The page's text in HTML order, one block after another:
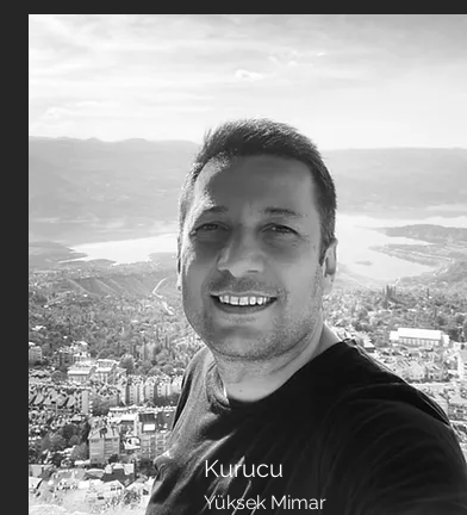
Kurucu
Yüksek Mimar